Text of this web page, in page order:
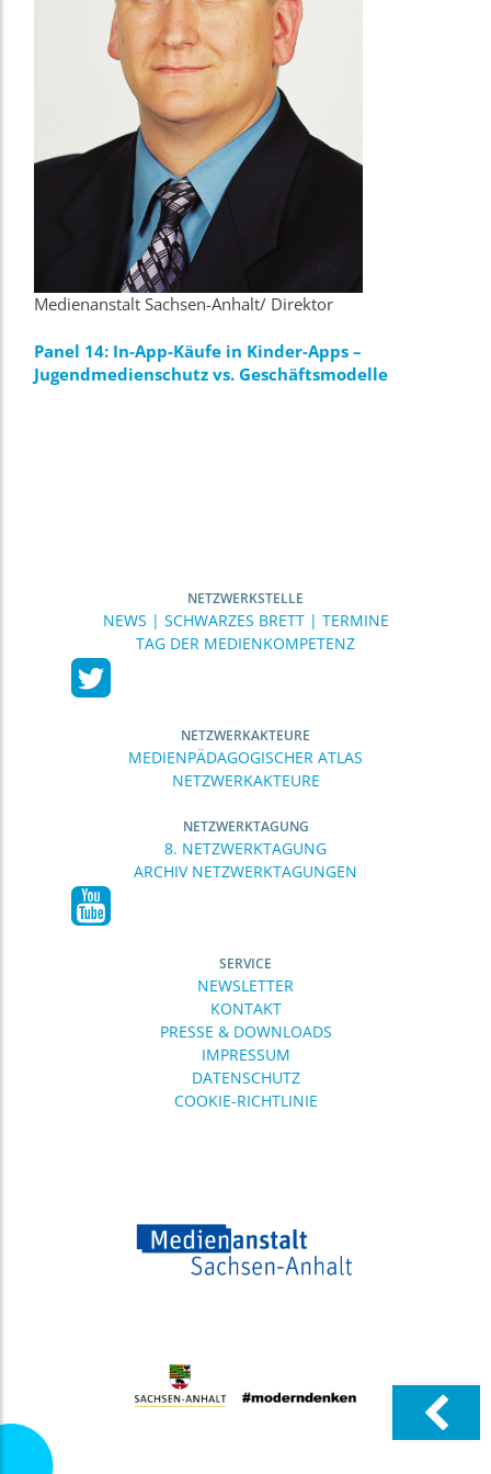
Medienanstalt Sachsen-Anhalt/ Direktor
Panel 14: In-App-Käufe in Kinder-Apps –
Jugendmedienschutz vs. Geschäftsmodelle
NETZWERKSTELLE
NEWS | SCHWARZES BRETT | TERMINE
TAG DER MEDIENKOMPETENZ
NETZWERKAKTEURE
MEDIENPÄDAGOGISCHER ATLAS
NETZWERKAKTEURE
NETZWERKTAGUNG
8. NETZWERKTAGUNG
ARCHIV NETZWERKTAGUNGEN
SERVICE
NEWSLETTER
KONTAKT
PRESSE & DOWNLOADS
IMPRESSUM
DATENSCHUTZ
COOKIE-RICHTLINIE